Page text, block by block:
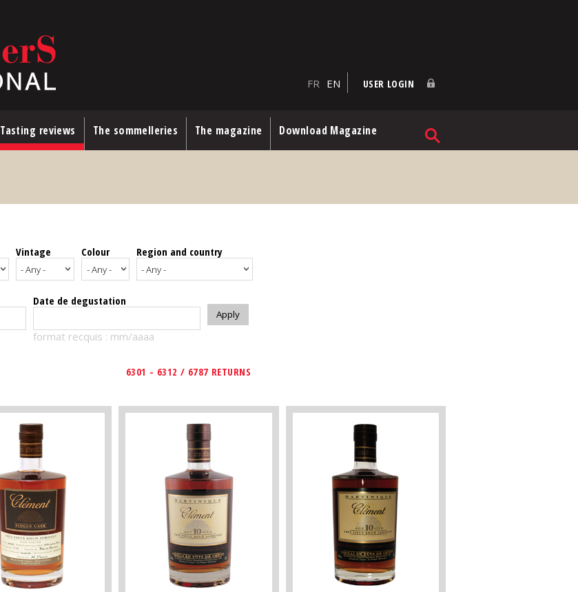
FR EN USER LOGIN
Tasting reviews The sommelleries The magazine Download Magazine
Vintage Colour Region and country
Date de degustation
format recquis : mm/aaaa
6301 - 6312 / 6787 RETURNS